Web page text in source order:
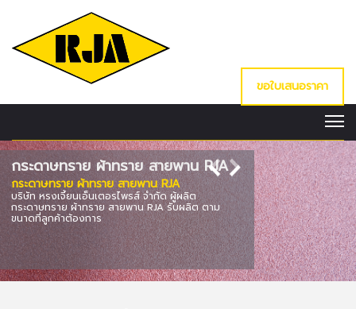
ขอใบเสนอราคา
กระดาษทราย ผ้าทราย สายพาน RJA
กระดาษทราย ผ้าทราย สายพาน RJA
บริษัท หรงเจี้ยนเอ็นเตอรไพรส์ จำกัด ผู้ผลิต
กระดาษทราย ผ้าทราย สายพาน RJA รับผลิต ตาม
ขนาดที่ลูกค้าต้องการ
ABRASIVE
Manufacturer of
produced
requirements.